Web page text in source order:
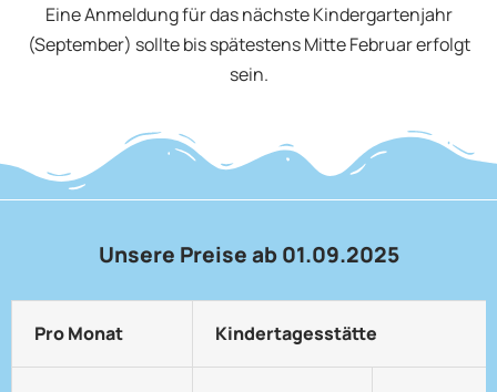
Eine Anmeldung für das nächste Kindergartenjahr
(September) sollte bis spätestens Mitte Februar erfolgt
sein.
Unsere Preise ab 01.09.2025
Pro Monat Kindertagesstätte